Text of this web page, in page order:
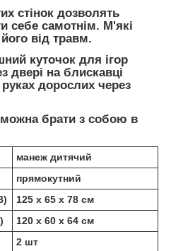
стінок дозволять
себе самотнім. М'які
від травм.
куточок для ігор
двері на блискавці
дорослих через
брати з собою в
манеж дитячий
прямокутний
125 х 65 х 78 см
120 х 60 х 64 см
2 шт